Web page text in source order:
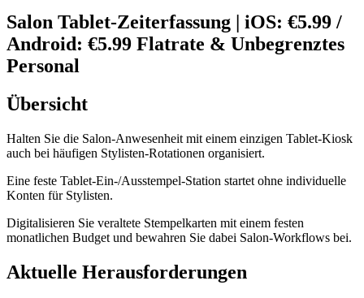
Salon Tablet-Zeiterfassung | iOS: €5.99 /
Android: €5.99 Flatrate & Unbegrenztes
Personal
Übersicht
Halten Sie die Salon-Anwesenheit mit einem einzigen Tablet-Kiosk
auch bei häufigen Stylisten-Rotationen organisiert.
Eine feste Tablet-Ein-/Ausstempel-Station startet ohne individuelle
Konten für Stylisten.
Digitalisieren Sie veraltete Stempelkarten mit einem festen
monatlichen Budget und bewahren Sie dabei Salon-Workflows bei.
Aktuelle Herausforderungen